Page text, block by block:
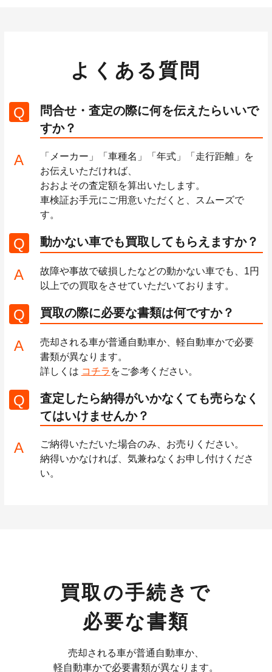
よくある質問
Q
問合せ・査定の際に何を伝えたらいいで
すか？
A
「メーカー」「車種名」「年式」「走行距離」を
お伝えいただければ、
おおよその査定額を算出いたします。
車検証お手元にご用意いただくと、スムーズで
す。
Q 動かない車でも買取してもらえますか？
A
故障や事故で破損したなどの動かない車でも、1円
以上での買取をさせていただいております。
Q 買取の際に必要な書類は何ですか？
A
売却される車が普通自動車か、軽自動車かで必要
書類が異なります。
詳しくは コチラ をご参考ください。
Q
査定したら納得がいかなくても売らなく
てはいけませんか？
A
ご納得いただいた場合のみ、お売りください。
納得いかなければ、気兼ねなくお申し付けくださ
い。
買取の手続きで
必要な書類
売却される車が普通自動車か、
軽自動車かで必要書類が異なります。